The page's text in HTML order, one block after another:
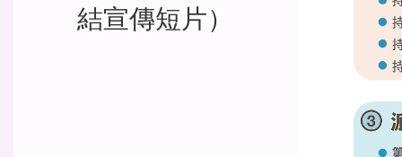
結宣傳短片）